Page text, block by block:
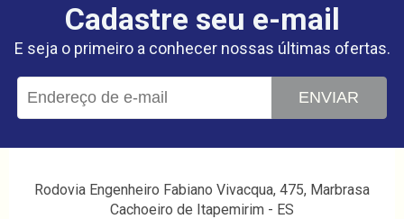
Cadastre seu e-mail
E seja o primeiro a conhecer nossas últimas ofertas.
ENVIAR
Rodovia Engenheiro Fabiano Vivacqua, 475, Marbrasa
Cachoeiro de Itapemirim - ES